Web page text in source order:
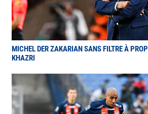
MICHEL DER ZAKARIAN SANS FILTRE À
KHAZRI